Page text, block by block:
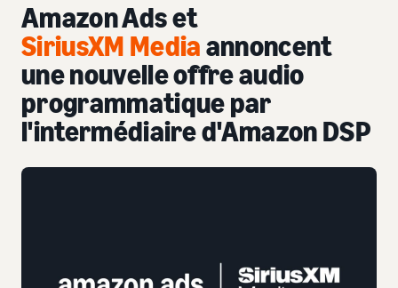
Amazon Ads et
SiriusXM Mediaannoncent
une nouvelle offre audio
programmatique par
l'intermédiaire d'Amazon DSP